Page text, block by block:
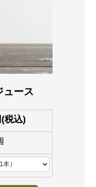
ュース
税込)